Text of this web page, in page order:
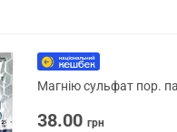
Магнію сульфат пор.
38.00 грн